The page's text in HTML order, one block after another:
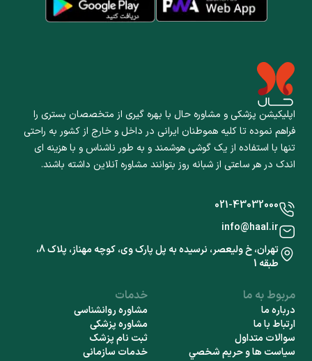
اپلیکیشن پزشکی و مشاوره حال با بهره گیری از متخصصان بستری را
فراهم نموده تا کلیه هموطنان ایرانی در داخل و خارج از کشور به راحتی
تنها با استفاده از یک گوشی هوشمند و به طور ناشناس و با هزینه ای
اندک در هر ساعتی از شبانه روز بتوانند مشاوره آنلاین داشته باشند.
مربوط به ما
درباره ما
ارتباط با ما
سوالات متداول
سياست ها و حريم شخصي
خدمات
مشاوره روانشناسی
مشاوره پزشکی
ثبت نام پزشک
خدمات سازمانی
021-43032000
info@haal.ir
تهران، خ ولیعصر، نرسیده به پل پارک وی، کوچه مهناز، پلاک 8،
طبقه 1